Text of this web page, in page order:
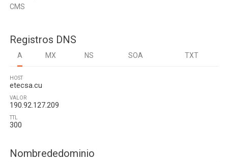
CMS
Registros DNS
A MX NS SOA TXT
HOST
etecsa.cu
VALOR
190.92.127.209
TTL
300
Nombrededominio